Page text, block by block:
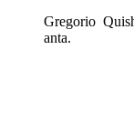
Gregorio
anta.